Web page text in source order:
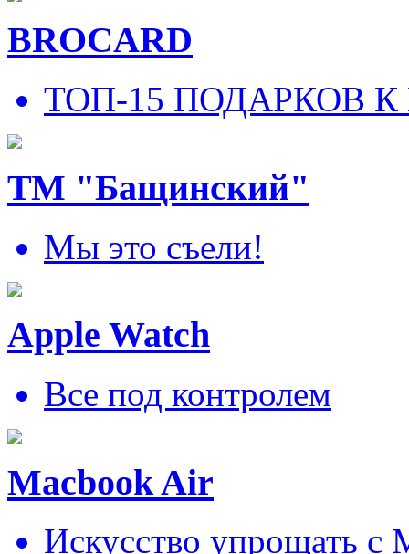
BROCARD
ТОП-15 ПОДАРКОВ
ТМ "Бащинский"
Мы это съели!
Apple Watch
Все под контролем
Macbook Air
Искусcтво упрощать c